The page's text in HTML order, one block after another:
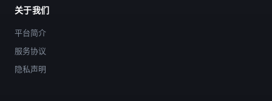
关于我们
平台简介
服务协议
隐私声明